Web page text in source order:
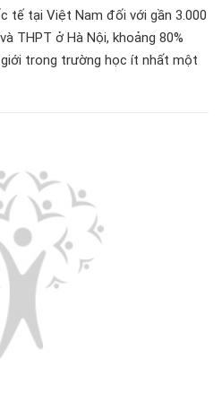
tế tại Việt Nam đối với gần 3.000
THPT ở Hà Nội, khoảng 80%
trong trường học ít nhất một